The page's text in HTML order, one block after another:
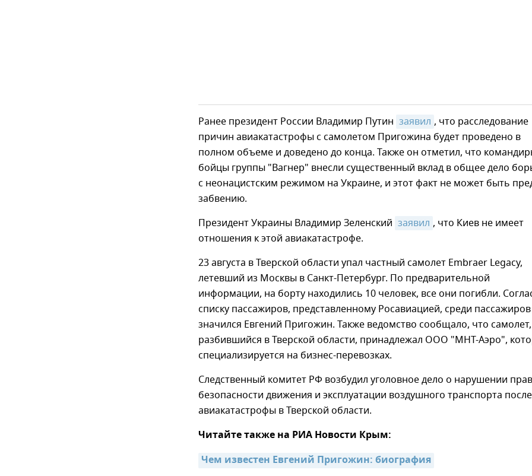
Ранее президент России Владимир Путин заявил , что расследование
причин авиакатастрофы с самолетом Пригожина будет проведено в
полном объеме и доведено до конца. Также он отметил, что
бойцы группы "Вагнер" внесли существенный вклад в общее дело
с неонацистским режимом на Украине, и этот факт не может быть
забвению.
Президент Украины Владимир Зеленский заявил , что Киев не имеет
отношения к этой авиакатастрофе.
23 августа в Тверской области упал частный самолет Embraer Legacy,
летевший из Москвы в Санкт-Петербург. По предварительной
информации, на борту находились 10 человек, все они погибли.
списку пассажиров, представленному Росавиацией, среди пассажиров
значился Евгений Пригожин. Также ведомство сообщало, что самолет,
разбившийся в Тверской области, принадлежал ООО "МНТ-Аэро",
специализируется на бизнес-перевозках.
Следственный комитет РФ возбудил уголовное дело о нарушении
безопасности движения и эксплуатации воздушного транспорта после
авиакатастрофы в Тверской области.
Читайте также на РИА Новости Крым:
Чем известен Евгений Пригожин: биография